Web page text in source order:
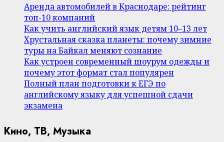
Аренда автомобилей в Краснодаре: рейтинг
топ-10 компаний
Как учить английский язык детям 10–13 лет
Хрустальная сказка планеты: почему зимние
туры на Байкал меняют сознание
Как устроен современный шоурум одежды и
почему этот формат стал популярен
Полный план подготовки к ЕГЭ по
английскому языку для успешной сдачи
экзамена
Кино, ТВ, Музыка